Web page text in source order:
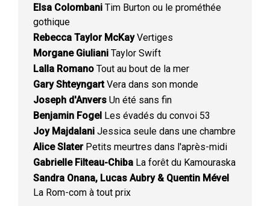
Elsa Colombani Tim Burton ou le prométhée
gothique
Rebecca Taylor McKayVertiges
Morgane Giuliani Taylor Swift
Lalla Romano Tout au bout de la mer
Gary ShteyngartVera dans son monde
Joseph d'Anvers Un été sans fin
Benjamin Fogel Les évadés du convoi 53
Joy Majdalani Jessica seule dans une chambre
Alice SlaterPetits meurtres dans l'après-midi
Gabrielle Filteau-Chiba La forêt du Kamouraska
Sandra Onana, Lucas Aubry & Quentin Mével
La Rom-com à tout prix